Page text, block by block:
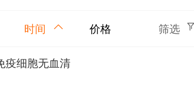
时间 价格 筛选
疫细胞无血清